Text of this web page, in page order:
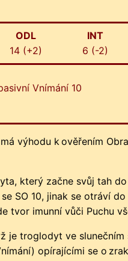
ODL
14 (+2)
INT
6 (-2)
Vnímání 10
výhodu k ověřením
který začne svůj tah do
SO 10, jinak se otráví
tvor imunní vůči Puchu
je troglodyt ve
opírajícími se o